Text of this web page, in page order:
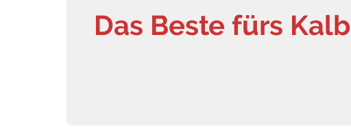
Das Beste fürs Kalb